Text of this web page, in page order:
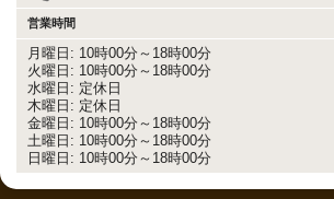
営業時間
月曜日: 10時00分～18時00分
火曜日: 10時00分～18時00分
水曜日: 定休日
木曜日: 定休日
金曜日: 10時00分～18時00分
土曜日: 10時00分～18時00分
日曜日: 10時00分～18時00分